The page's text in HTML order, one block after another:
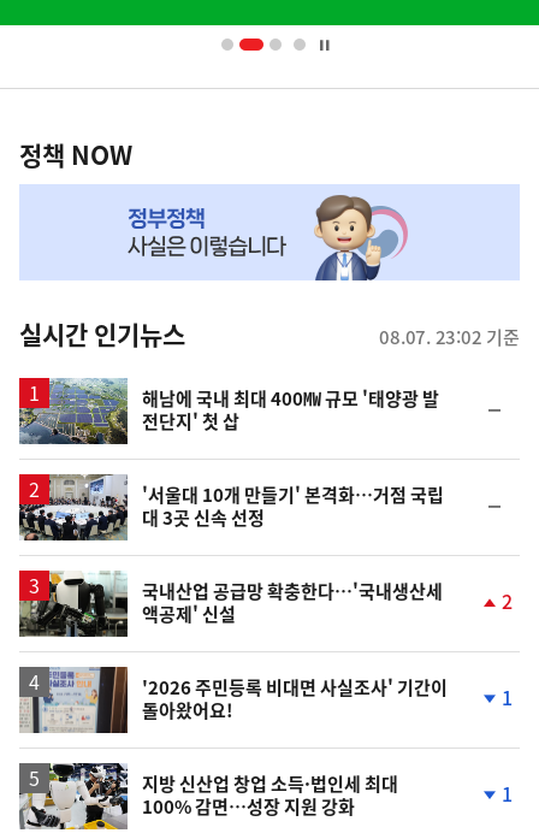
영
책
NOW,
뉴
스
정책 NOW
실시간 인기뉴스 08.07. 23:02 기준
해남에 국내 최대 400㎿ 규모 '태양광 발
전단지' 첫 삽
일
'서울대 10개 만들기' 본격화…거점 국립
대 3곳 신속 선정
일
국내산업 공급망 확충한다…'국내생산세
액공제' 신설
상
2
'2026 주민등록 비대면 사실조사' 기간이
돌아왔어요!
하
1
지방 신산업 창업 소득·법인세 최대
100% 감면…성장 지원 강화
1